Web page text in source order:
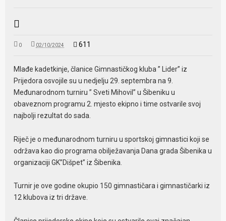
0 02/10/2024 611
Mlađe kadetkinje, članice Gimnastičkog kluba ” Lider” iz
Prijedora osvojile su u nedjelju 29. septembra na 9.
Međunarodnom turniru ” Sveti Mihovil” u Šibeniku u
obaveznom programu 2. mjesto ekipno i time ostvarile svoj
najbolji rezultat do sada.
Riječ je o međunarodnom turniru u sportskoj gimnastici koji se
održava kao dio programa obilježavanja Dana grada Šibenika u
organizaciji GK”Dišpet” iz Šibenika.
Turnir je ove godine okupio 150 gimnastičara i gimnastičarki iz
12 klubova iz tri države.